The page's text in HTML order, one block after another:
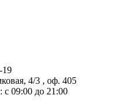
19
4/3 , оф. 405
09:00 до 21:00